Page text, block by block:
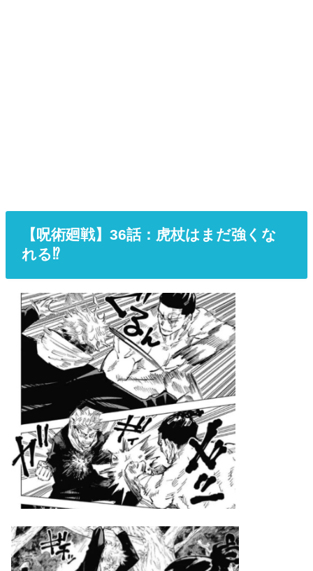
【呪術廻戦】36話：虎杖はまだ強くな
れる⁉